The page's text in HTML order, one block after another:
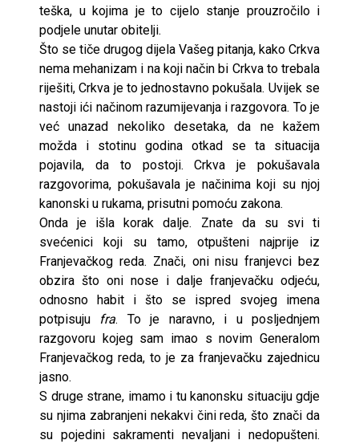
teška, u kojima je to cijelo stanje prouzročilo i
podjele unutar obitelji.
Što se tiče drugog dijela Vašeg pitanja, kako Crkva
nema mehanizam i na koji način bi Crkva to trebala
riješiti, Crkva je to jednostavno pokušala. Uvijek se
nastoji ići načinom razumijevanja i razgovora. To je
već unazad nekoliko desetaka, da ne kažem
možda i stotinu godina otkad se ta situacija
pojavila, da to postoji. Crkva je pokušavala
razgovorima, pokušavala je načinima koji su njoj
kanonski u rukama, prisutni pomoću zakona.
Onda je išla korak dalje. Znate da su svi ti
svećenici koji su tamo, otpušteni najprije iz
Franjevačkog reda. Znači, oni nisu franjevci bez
obzira što oni nose i dalje franjevačku odjeću,
odnosno habit i što se ispred svojeg imena
potpisuju fra. To je naravno, i u posljednjem
razgovoru kojeg sam imao s novim Generalom
Franjevačkog reda, to je za franjevačku zajednicu
jasno.
S druge strane, imamo i tu kanonsku situaciju gdje
su njima zabranjeni nekakvi čini reda, što znači da
su pojedini sakramenti nevaljani i nedopušteni.